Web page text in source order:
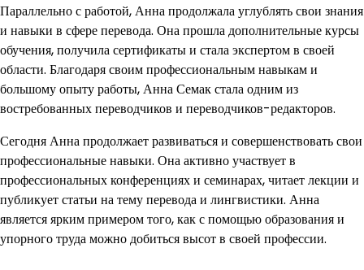
Параллельно с работой, Анна продолжала углублять свои знания
и навыки в сфере перевода. Она прошла дополнительные курсы
обучения, получила сертификаты и стала экспертом в своей
области. Благодаря своим профессиональным навыкам и
большому опыту работы, Анна Семак стала одним из
востребованных переводчиков и переводчиков-редакторов.
Сегодня Анна продолжает развиваться и совершенствовать свои
профессиональные навыки. Она активно участвует в
профессиональных конференциях и семинарах, читает лекции и
публикует статьи на тему перевода и лингвистики. Анна
является ярким примером того, как с помощью образования и
упорного труда можно добиться высот в своей профессии.